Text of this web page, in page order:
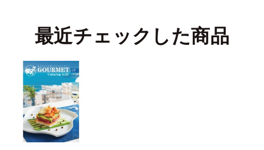
最近チェックした商品